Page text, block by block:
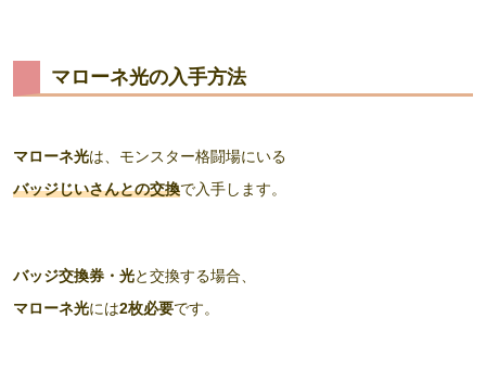
マローネ光の入手方法
マローネ光は、モンスター格闘場にいる
バッジじいさんとの交換で入手します。
バッジ交換券・光と交換する場合、
マローネ光には2枚必要です。